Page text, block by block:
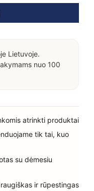
Lietuvoje.
nuo 100
atrinkti produktai
tik tai, kuo
su dėmesiu
ir rūpestingas